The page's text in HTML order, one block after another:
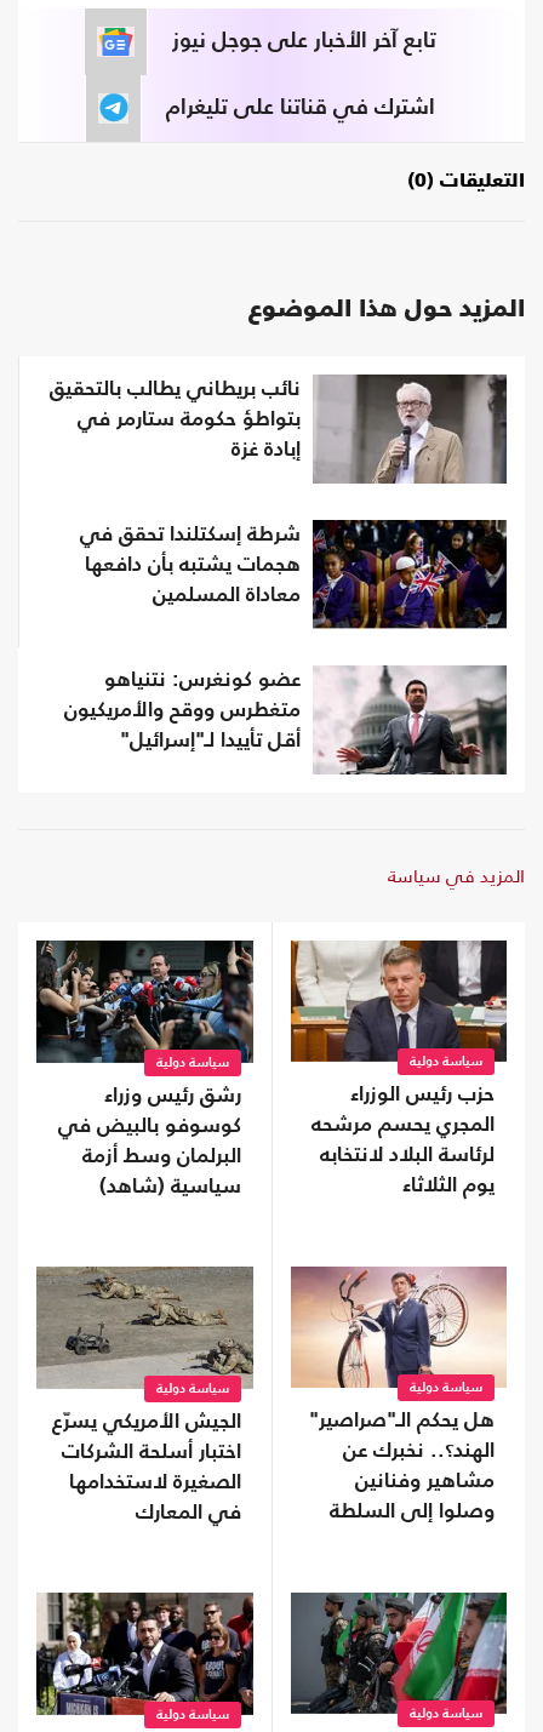
تابع آخر الأخبار على جوجل نيوز
اشترك في قناتنا على تليغرام
التعليقات (0)
المزيد حول هذا الموضوع
نائب بريطاني يطالب بالتحقيق
بتواطؤ حكومة ستارمر في
إبادة غزة
شرطة إسكتلندا تحقق في
هجمات يشتبه بأن دافعها
معاداة المسلمين
عضو كونغرس: نتنياهو
متغطرس ووقح والأمريكيون
أقل تأييدا لـ"إسرائيل"
المزيد في سياسة
سياسة دولية
حزب رئيس الوزراء
المجري يحسم مرشحه
لرئاسة البلاد لانتخابه
يوم الثلاثاء
سياسة دولية
رشق رئيس وزراء
كوسوفو بالبيض في
البرلمان وسط أزمة
سياسية (شاهد)
سياسة دولية
هل يحكم الـ"صراصير"
الهند؟.. نخبرك عن
مشاهير وفنانين
وصلوا إلى السلطة
سياسة دولية
الجيش الأمريكي يسرّع
اختبار أسلحة الشركات
الصغيرة لاستخدامها
في المعارك
سياسة دولية سياسة دولية